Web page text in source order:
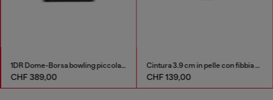
1DR Dome-Borsa bowling piccola in pelle
CHF 389,00
Cintura 3.9 cm in pelle con fibbia Oval D lucida
CHF 139,00